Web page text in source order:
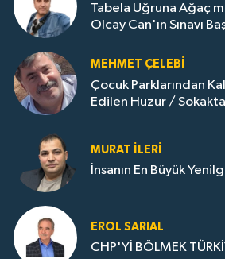
Tabela Uğruna Ağaç
Olcay Can'ın Sınavı
MEHMET ÇELEBI
Çocuk Parklarından
Edilen Huzur / Sokakta
MURAT İLERI
İnsanın En Büyük
EROL SARIAL
CHP'Yİ BÖLMEK